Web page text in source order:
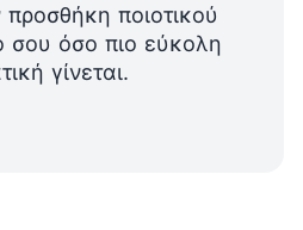
ποιοτικού
σου όσο πιο εύκολη
γίνεται.